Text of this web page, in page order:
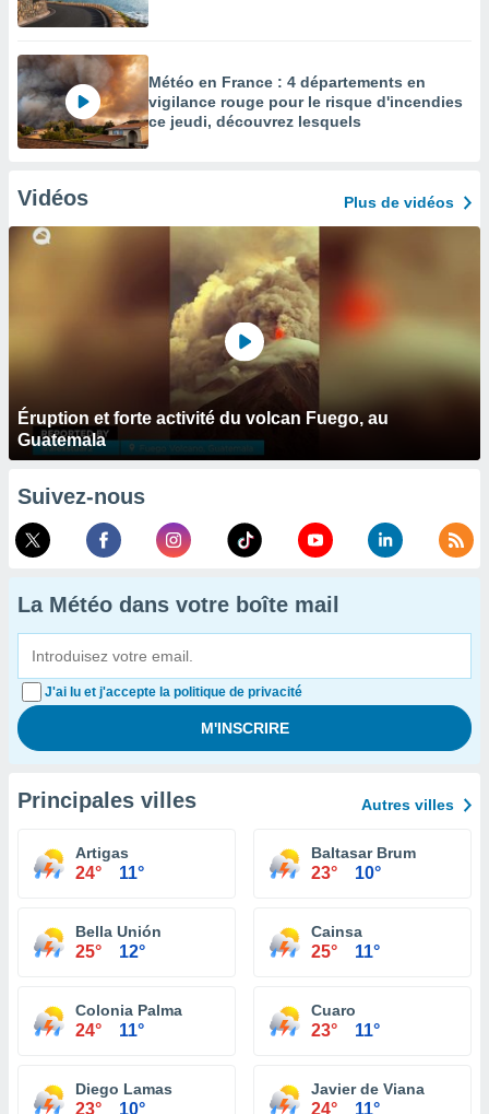
Météo en France : 4 départements en
vigilance rouge pour le risque d'incendies
ce jeudi, découvrez lesquels
Vidéos Plus de vidéos
Éruption et forte activité du volcan Fuego, au
Guatemala
Suivez-nous
La Météo dans votre boîte mail
J'ai lu et j'accepte la politique de privacité
Principales villes Autres villes
Artigas
24° 11°
Baltasar Brum
23° 10°
Bella Unión
25° 12°
Cainsa
25° 11°
Colonia Palma
24° 11°
Cuaro
23° 11°
Diego Lamas
23° 10°
Javier de Viana
24° 11°